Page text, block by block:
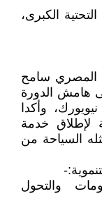
الكبرى،
المصري سامح
هامش الدورة
وأكدا
لإطلاق خدمة
السياحة من
والتحول